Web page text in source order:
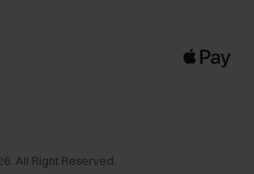
. All Right Reserved.